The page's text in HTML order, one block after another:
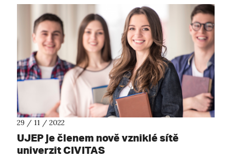
29 / 11 / 2022
UJEP je členem nově vzniklé sítě
univerzit CIVITAS